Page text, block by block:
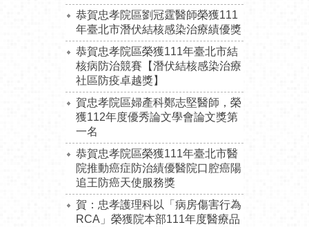
恭賀忠孝院區劉冠霆醫師榮獲111
年臺北市潛伏結核感染治療績優獎
恭賀忠孝院區榮獲111年臺北市結
核病防治競賽【潛伏結核感染治療
社區防疫卓越獎】
賀忠孝院區婦產科鄭志堅醫師，榮
獲112年度優秀論文學會論文獎第
一名
恭賀忠孝院區榮獲111年臺北市醫
院推動癌症防治績優醫院口腔癌陽
追王防癌天使服務獎
賀：忠孝護理科以「病房傷害行為
RCA」榮獲院本部111年度醫療品